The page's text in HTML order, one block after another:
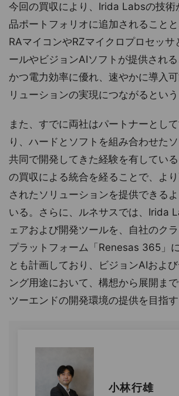
今回の買収により、Irida Labsの技術
品ポートフォリオに追加されること
RAマイコンやRZマイクロプロセッサ
ールやビジョンAIソフトが提供され
かつ電力効率に優れ、速やかに導入
リューションの実現につながるという
また、すでに両社はパートナーとし
り、ハードとソフトを組み合わせた
共同で開発してきた経験を有してい
の買収による統合を経ることで、よ
されたソリューションを提供できる
いる。さらに、ルネサスでは、Irida
ェアおよび開発ツールを、自社のク
プラットフォーム「Renesas 365」
とも計画しており、ビジョンAIおよ
ング用途において、構想から展開ま
ツーエンドの開発環境の提供を目指す
小林行雄